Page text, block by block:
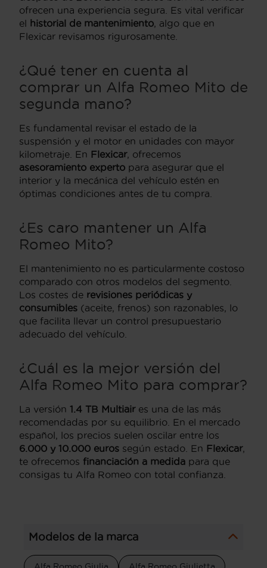
ofrecen una experiencia segura. Es vital verificar
el historial de mantenimiento, algo que en
Flexicar revisamos rigurosamente.
¿Qué tener en cuenta al
comprar un Alfa Romeo Mito de
segunda mano?
Es fundamental revisar el estado de la
suspensión y el motor en unidades con mayor
kilometraje. En Flexicar, ofrecemos
asesoramiento experto para asegurar que el
interior y la mecánica del vehículo estén en
óptimas condiciones antes de tu compra.
¿Es caro mantener un Alfa
Romeo Mito?
El mantenimiento no es particularmente costoso
comparado con otros modelos del segmento.
Los costes de revisiones periódicas y
consumibles (aceite, frenos) son razonables, lo
que facilita llevar un control presupuestario
adecuado del vehículo.
¿Cuál es la mejor versión del
Alfa Romeo Mito para comprar?
La versión 1.4 TB Multiaires una de las más
recomendadas por su equilibrio. En el mercado
español, los precios suelen oscilar entre los
6.000 y 10.000 euros según estado. En Flexicar,
te ofrecemos financiación a medida para que
consigas tu Alfa Romeo con total confianza.
Modelos de la marca